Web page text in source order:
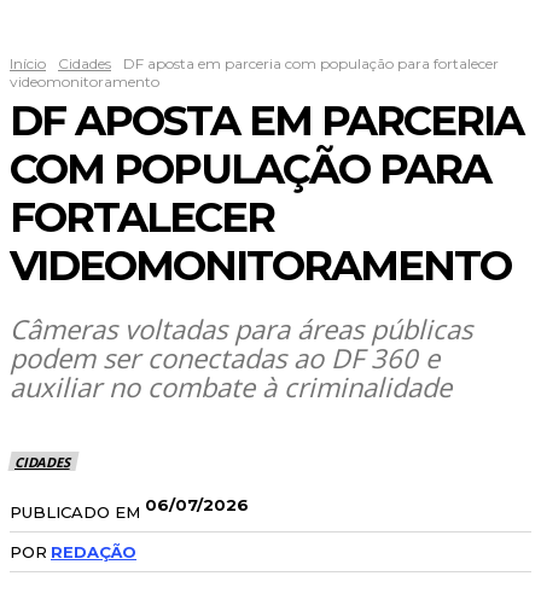
Início Cidades
DF aposta em parceria com população para fortalecer
videomonitoramento
DF APOSTA EM PARCERIA
COM POPULAÇÃO PARA
FORTALECER
VIDEOMONITORAMENTO
Câmeras voltadas para áreas públicas
podem ser conectadas ao DF 360 e
auxiliar no combate à criminalidade
CIDADES
PUBLICADO EM 06/07/2026
POR REDAÇÃO